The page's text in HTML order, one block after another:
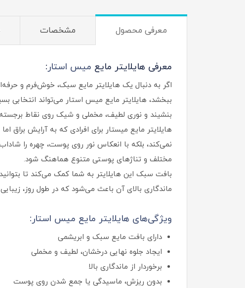
معرفی محصول مشخصات
معرفی هایلایتر مایع میس استار:
اگر به دنبال یک هایلایتر مایع سبک، خوش‌فرم و
ببخشد، هایلایتر مایع میس استار می‌تواند
بنشیند و نوری لطیف، مخملی و شیک روی نقاط
هایلایتر مایع میستار برای افرادی که به آرایش
نمی‌کند، بلکه با انعکاس نور روی پوست، چهره را
مختلف و تناژهای پوستی متنوع هماهنگ شود.
بافت سبک این هایلایتر به شما کمک می‌کند تا
ماندگاری بالای آن باعث می‌شود که در طول روز،
ویژگی‌های هایلایتر مایع میس استار:
دارای بافت مایع سبک و ابریشمی
ایجاد جلوه نهایی درخشان، لطیف و مخملی
برخوردار از ماندگاری بالا
بدون ریزش، ماسیدگی یا جمع شدن روی پوست